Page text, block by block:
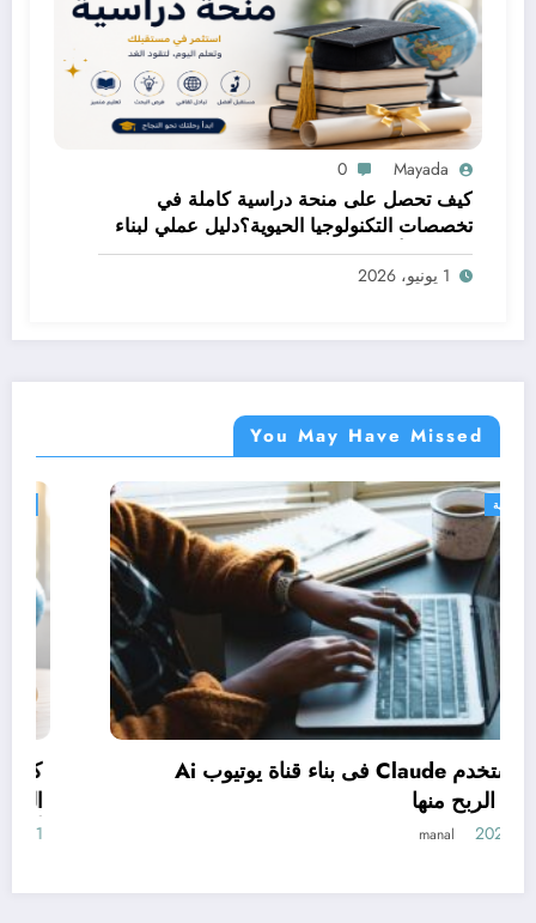
Mayada
0
كيف تحصل على منحة دراسية كاملة في
تخصصات التكنولوجيا الحيوية؟دليل عملي لبناء
مستقبل أكاديمي مميز
1 يونيو، 2026
You May Have Missed
دورات مجانية
وتحقيق الربح منها
1 يونيو، 2026